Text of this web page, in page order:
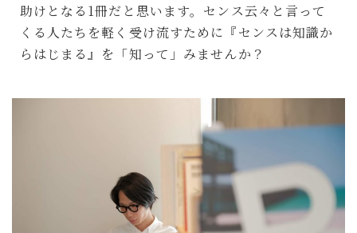
助けとなる1冊だと思います。センス云々と言って
くる人たちを軽く受け流すために『センスは知識か
らはじまる』を「知って」みませんか？